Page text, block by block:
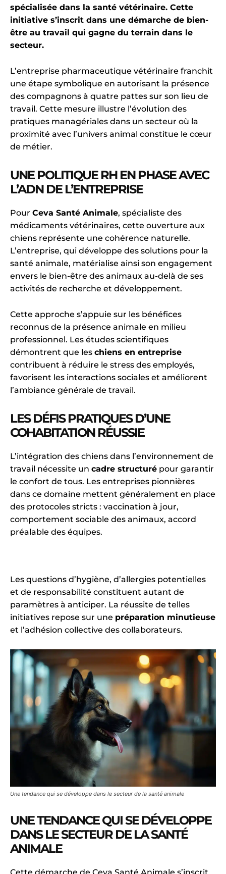
spécialisée dans la santé vétérinaire. Cette
initiative s’inscrit dans une démarche de bien-
être au travail qui gagne du terrain dans le
secteur.
L’entreprise pharmaceutique vétérinaire franchit
une étape symbolique en autorisant la présence
des compagnons à quatre pattes sur son lieu de
travail. Cette mesure illustre l’évolution des
pratiques managériales dans un secteur où la
proximité avec l’univers animal constitue le cœur
de métier.
UNE POLITIQUE RH EN PHASE AVEC
L’ADN DE L’ENTREPRISE
Pour Ceva Santé Animale, spécialiste des
médicaments vétérinaires, cette ouverture aux
chiens représente une cohérence naturelle.
L’entreprise, qui développe des solutions pour la
santé animale, matérialise ainsi son engagement
envers le bien-être des animaux au-delà de ses
activités de recherche et développement.
Cette approche s’appuie sur les bénéfices
reconnus de la présence animale en milieu
professionnel. Les études scientifiques
démontrent que les chiens en entreprise
contribuent à réduire le stress des employés,
favorisent les interactions sociales et améliorent
l’ambiance générale de travail.
LES DÉFIS PRATIQUES D’UNE
COHABITATION RÉUSSIE
L’intégration des chiens dans l’environnement de
travail nécessite un cadre structuré pour garantir
le confort de tous. Les entreprises pionnières
dans ce domaine mettent généralement en place
des protocoles stricts : vaccination à jour,
comportement sociable des animaux, accord
préalable des équipes.
Les questions d’hygiène, d’allergies potentielles
et de responsabilité constituent autant de
paramètres à anticiper. La réussite de telles
initiatives repose sur une préparation minutieuse
et l’adhésion collective des collaborateurs.
Une tendance qui se développe dans le secteur de la santé animale
UNE TENDANCE QUI SE DÉVELOPPE
DANS LE SECTEUR DE LA SANTÉ
ANIMALE